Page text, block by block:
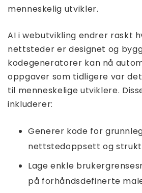
menneskelig utvikler.
AI i webutvikling endrer raskt
nettsteder er designet og
kodegeneratorer kan nå
oppgaver som tidligere var
til menneskelige utviklere.
inkluderer:
Generer kode for
nettstedoppsett og
Lage enkle
på forhåndsdefinerte